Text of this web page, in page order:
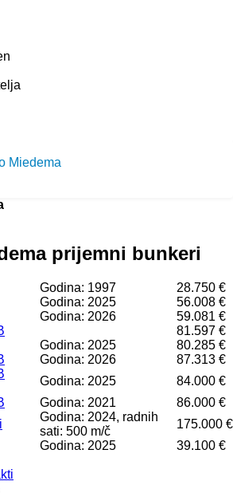
Miedema
prijemni bunkeri
Godina: 1997
28.750 €
Godina: 2025
56.008 €
Godina: 2026
59.081 €
81.597 €
Godina: 2025
80.285 €
Godina: 2026
87.313 €
Godina: 2025
84.000 €
Godina: 2021
86.000 €
Godina: 2024, radnih
sati: 500 m/č
175.000 €
Godina: 2025
39.100 €